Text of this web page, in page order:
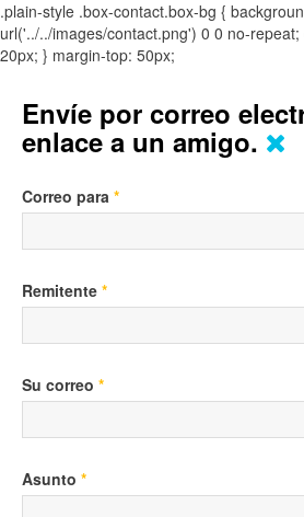
.plain-style .box-contact.box-bg {
url('../../images/contact.png') 0 0 no-
20px; } margin-top: 50px;
Envíe por correo
enlace a un amigo.
Correo para *
Remitente *
Su correo *
Asunto *